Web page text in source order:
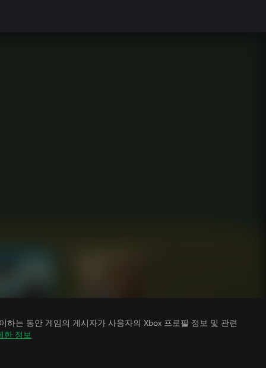
하는 동안 게임의 게시자가 사용자의 Xbox 프로필 정보 및 관련
한 정보